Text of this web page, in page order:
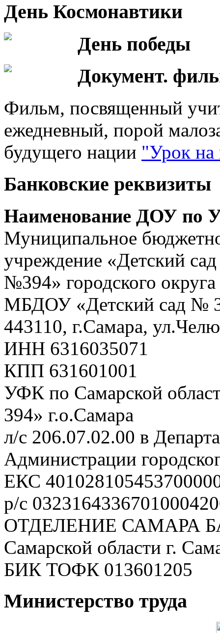
День Космонавтики
День победы
Документ.
Фильм, посвященный
ежедневный, порой
будущего нации "Урок
Банковские реквизиты
Наименование ДОУ по
Муниципальное
учреждение «Детский
№394» городского
МБДОУ «Детский сад №
443110, г.Самара,
ИНН 6316035071
КПП 631601001
УФК по Самарской
394» г.о.Самара
л/с 206.07.02.00 в
Администрации
ЕКС
р/с
ОТДЕЛЕНИЕ САМАРА
Самарской области г.
БИК ТОФК 013601205
Министерство труда